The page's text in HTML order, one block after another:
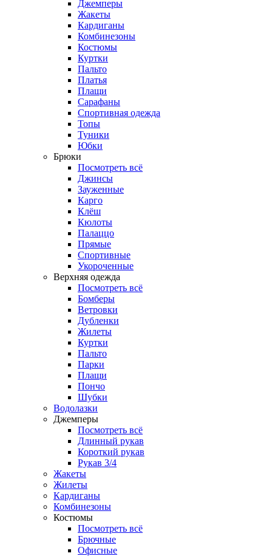
Джемперы
Жакеты
Кардиганы
Комбинезоны
Костюмы
Куртки
Пальто
Платья
Плащи
Сарафаны
Спортивная одежда
Топы
Туники
Юбки
Брюки
Посмотреть всё
Джинсы
Зауженные
Карго
Клёш
Кюлоты
Палаццо
Прямые
Спортивные
Укороченные
Верхняя одежда
Посмотреть всё
Бомберы
Ветровки
Дубленки
Жилеты
Куртки
Пальто
Парки
Плащи
Пончо
Шубки
Водолазки
Джемперы
Посмотреть всё
Длинный рукав
Короткий рукав
Рукав 3/4
Жакеты
Жилеты
Кардиганы
Комбинезоны
Костюмы
Посмотреть всё
Брючные
Офисные